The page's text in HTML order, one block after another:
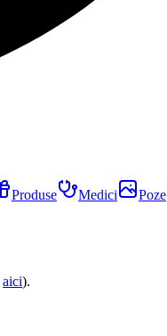
Produse Medici Poze
aici).